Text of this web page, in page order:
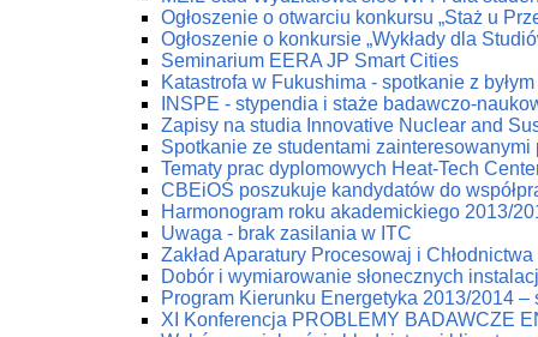
Ogłoszenie o otwarciu konkursu „Staż u
Ogłoszenie o konkursie „Wykłady dla
Seminarium EERA JP Smart Cities
Katastrofa w Fukushima - spotkanie z
INSPE - stypendia i staże badawczo-
Zapisy na studia Innovative Nuclear and
Spotkanie ze studentami
Tematy prac dyplomowych Heat-Tech
CBEiOŚ poszukuje kandydatów do
Harmonogram roku akademickiego 2013/
Uwaga - brak zasilania w ITC
Zakład Aparatury Procesowaj i
Dobór i wymiarowanie słonecznych
Program Kierunku Energetyka 2013/2014
XI Konferencja PROBLEMY BADAWCZE